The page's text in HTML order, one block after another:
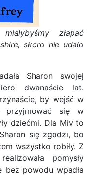
złapać
skoro nie udało
Sharon swojej
dwanaście lat.
by wejść w
przyjmować się w
dziećmi. Dla Miv to
się zgodzi, bo
wszystko robiły. Z
pomysły
bez powodu wpadła